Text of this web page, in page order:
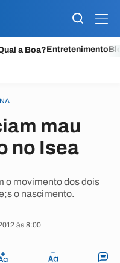
a Boa?Entretenimento
mau
no Isea
o movimento dos dois
o nascimento.
às 8:00